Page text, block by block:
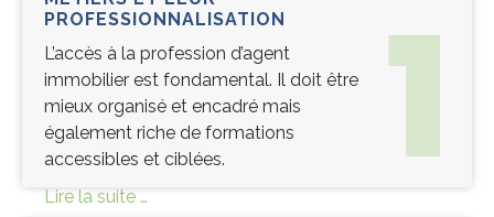
PROFESSIONNALISATION
L’accès à la profession d’agent
immobilier est fondamental. Il doit être
mieux organisé et encadré mais
également riche de formations
accessibles et ciblées.​
Lire la suite …
1